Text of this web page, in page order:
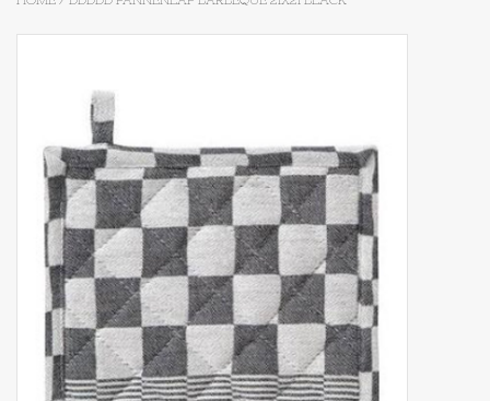
Lenta Living
OXO
Koken
Op Tafel
Koffie & Thee